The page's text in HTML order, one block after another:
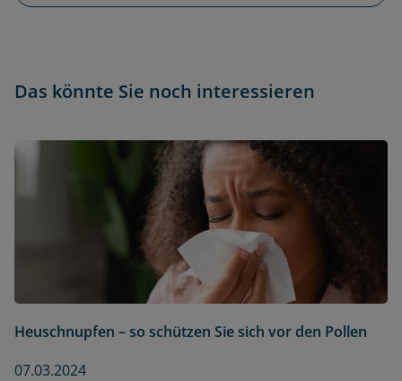
Das könnte Sie noch interessieren
Heuschnupfen – so schützen Sie sich vor den Pollen
07.03.2024